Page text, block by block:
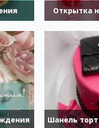
Открытка
Шанель